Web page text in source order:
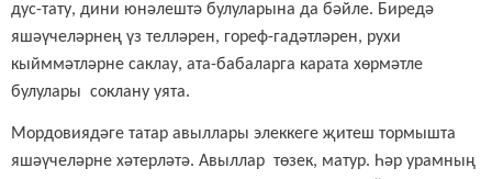
дус-тату, дини юнәлештә булуларына да бәйле. Биредә
яшәүчеләрнең үз телләрен, гореф-гадәтләрен, рухи
кыйммәтләрне саклау, ата-бабаларга карата хөрмәтле
булулары соклану уята.
Мордовиядәге татар авыллары элеккеге җитеш тормышта
яшәүчеләрне хәтерләтә. Авыллар төзек, матур. Һәр урамның